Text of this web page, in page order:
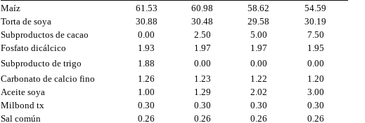
Maíz
61.53 60.98 58.62
54.59
Torta de soya
30.88 30.48 29.58
30.19
Subproductos de cacao
0.00 2.50 5.00
7.50
Fosfato dicálcico
1.93 1.97 1.97
1.95
Subproducto de trigo
1.88 0.00 0.00
0.00
Carbonato de calcio fino
1.26 1.23 1.22
1.20
Aceite soya
1.00 1.29 2.02
3.00
Milbond tx
0.30 0.30 0.30
0.30
Sal común
0.26 0.26 0.26
0.26